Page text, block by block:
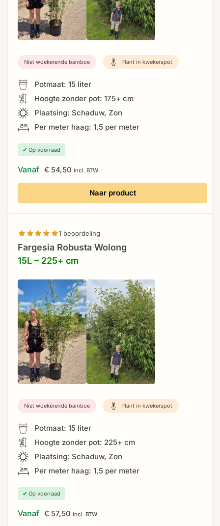
Niet woekerende bamboe Plant in kwekerspot
Potmaat: 15 liter
Hoogte zonder pot: 175+ cm
Plaatsing: Schaduw, Zon
Per meter haag: 1,5 per meter
✔ Op voorraad
Vanaf € 54,50 incl. BTW
Naar product
1 beoordeling
Fargesia Robusta Wolong
15L – 225+ cm
Niet woekerende bamboe Plant in kwekerspot
Potmaat: 15 liter
Hoogte zonder pot: 225+ cm
Plaatsing: Schaduw, Zon
Per meter haag: 1,5 per meter
✔ Op voorraad
Vanaf € 57,50 incl. BTW